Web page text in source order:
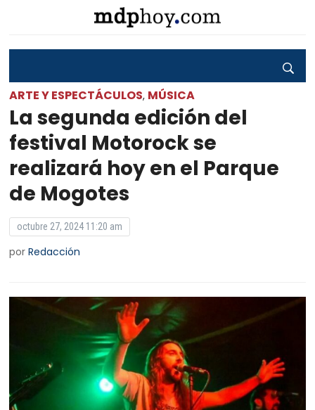
ARTE Y ESPECTÁCULOS, MÚSICA
La segunda edición del
festival Motorock se
realizará hoy en el Parque
de Mogotes
octubre 27, 2024 11:20 am
porRedacción